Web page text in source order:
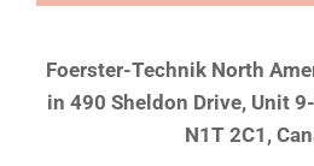
Foerster-Technik North
in 490 Sheldon Drive, Unit
N1T 2C1,